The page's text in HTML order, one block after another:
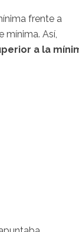
frente a
Así,
a la